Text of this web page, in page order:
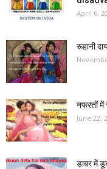
April 6,
रूहानी
नफरतों
June 22,
डाबर में